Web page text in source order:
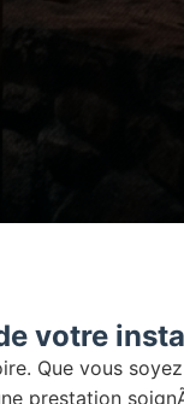
votre
Que vous
prestation